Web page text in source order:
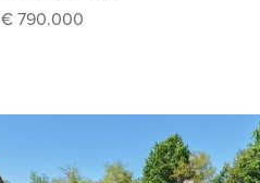
€ 790.000